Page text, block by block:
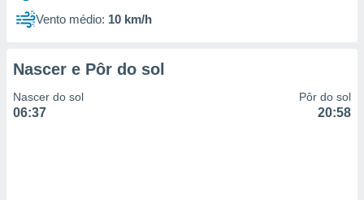
Vento médio: 10 km/h
Nascer e Pôr do sol
Nascer do sol
06:37
Pôr do sol
20:58